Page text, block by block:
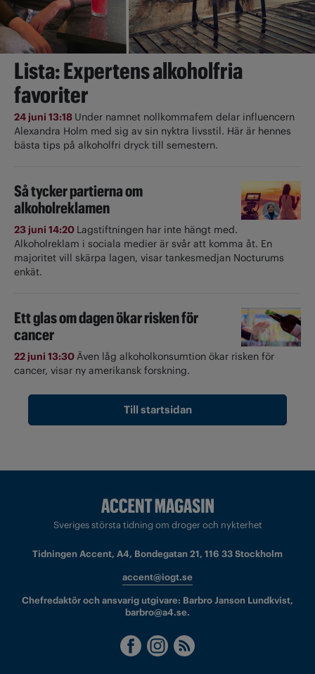
Lista: Expertens alkoholfria
favoriter
24 juni 13:18 Under namnet nollkommafem delar influencern
Alexandra Holm med sig av sin nyktra livsstil. Här är hennes
bästa tips på alkoholfri dryck till semestern.
Så tycker partierna om
alkoholreklamen
23 juni 14:20 Lagstiftningen har inte hängt med.
Alkoholreklam i sociala medier är svår att komma åt. En
majoritet vill skärpa lagen, visar tankesmedjan Nocturums
enkät.
Ett glas om dagen ökar risken för
cancer
22 juni 13:30Även låg alkoholkonsumtion ökar risken för
cancer, visar ny amerikansk forskning.
Till startsidan
Sveriges största tidning om droger och nykterhet
Tidningen Accent, A4, Bondegatan 21, 116 33 Stockholm
accent@iogt.se
Chefredaktör och ansvarig utgivare: Barbro Janson Lundkvist,
barbro@a4.se.